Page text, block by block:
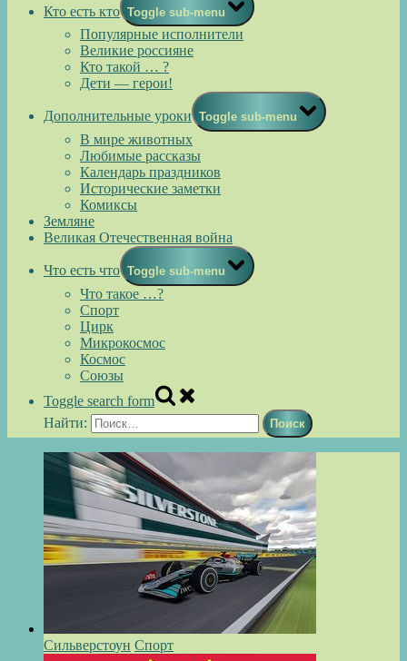
Кто есть кто Toggle sub-menu
Популярные исполнители
Великие россияне
Кто такой … ?
Дети — герои!
Дополнительные уроки Toggle sub-menu
В мире животных
Любимые рассказы
Календарь праздников
Исторические заметки
Комиксы
Земляне
Великая Отечественная война
Что есть что Toggle sub-menu
Что такое …?
Спорт
Цирк
Микрокосмос
Космос
Союзы
Toggle search form
Найти:
Сильверстоун Спорт